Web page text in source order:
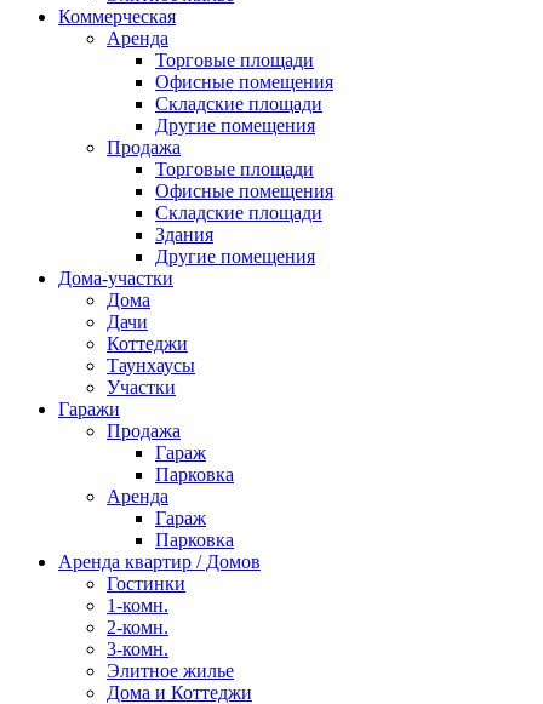
Коммерческая
Аренда
Торговые площади
Офисные помещения
Складские площади
Другие помещения
Продажа
Торговые площади
Офисные помещения
Складские площади
Здания
Другие помещения
Дома-участки
Дома
Дачи
Коттеджи
Таунхаусы
Участки
Гаражи
Продажа
Гараж
Парковка
Аренда
Гараж
Парковка
Аренда квартир / Домов
Гостинки
1-комн.
2-комн.
3-комн.
Элитное жилье
Дома и Коттеджи